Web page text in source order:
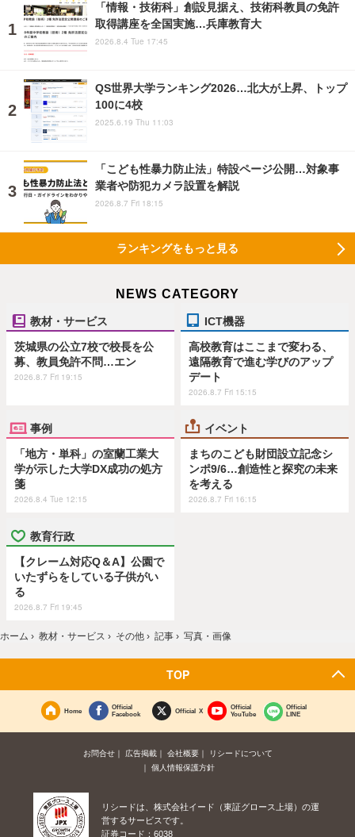
「情報・技術科」創設見据え、技術科教員の免許
取得講座を全国実施…兵庫教育大
2026.8.4 Tue 17:45
QS世界大学ランキング2026…北大が上昇、トップ
100に4校
2025.6.19 Thu 11:03
「こども性暴力防止法」特設ページ公開…対象事
業者や防犯カメラ設置を解説
2026.8.7 Fri 18:15
ランキングをもっと見る
NEWS CATEGORY
教材・サービス
茨城県の公立7校で校長を公
募、教員免許不問…エン
2026.8.7 Fri 19:15
ICT機器
高校教育はここまで変わる、
遠隔教育で進む学びのアップ
デート
2026.8.7 Fri 15:15
事例
「地方・単科」の室蘭工業大
学が示した大学DX成功の処方
箋
2026.8.4 Tue 12:15
イベント
まちのこども財団設立記念シ
ンポ9/6…創造性と探究の未来
を考える
2026.8.7 Fri 16:15
教育行政
【クレーム対応Q＆A】公園で
いたずらをしている子供がい
る
2026.8.7 Fri 19:45
ホーム › 教材・サービス › その他 › 記事 › 写真・画像
TOP
Home
Official
Facebook
Official X
Official
YouTube
Official
LINE
お問合せ 広告掲載 会社概要
リシードについて
個人情報保護方針
リシードは、株式会社イード（東証グロース上場）の運
営するサービスです。
証券コード：6038